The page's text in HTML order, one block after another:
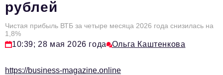
Инфраструктура развития
Технологии и тренды
Туризм
рублей
Чистая прибыль ВТБ за четыре месяца 2026 года снизилась на
1,8%
10:39; 28 мая 2026 года Ольга Каштенкова
https://business-magazine.online